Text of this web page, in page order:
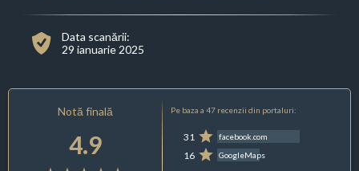
Data scanării:
29 ianuarie 2025
Notă finală
4.9
Pe baza a 47 recenzii din portaluri:
31 facebook.com
16 GoogleMaps